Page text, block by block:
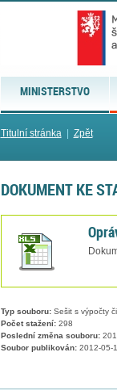
MINISTERSTVO
Titulní stránka| Zpět
DOKUMENT KE
Typ souboru:Sešit s výpočty
Počet stažení:298
Poslední změna souboru:
Soubor publikován:2012-05-